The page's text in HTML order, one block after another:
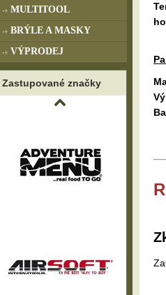
MULTITOOL
BRÝLE A MASKY
VÝPRODEJ
Zastupované značky